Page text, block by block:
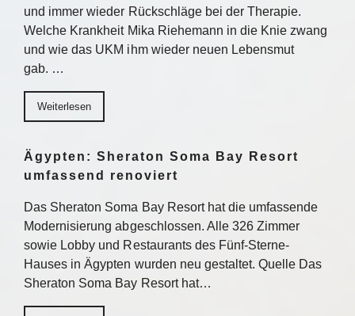
und immer wieder Rückschläge bei der Therapie.
Welche Krankheit Mika Riehemann in die Knie zwang
und wie das UKM ihm wieder neuen Lebensmut
gab. …
Weiterlesen
Ägypten: Sheraton Soma Bay Resort
umfassend renoviert
Das Sheraton Soma Bay Resort hat die umfassende
Modernisierung abgeschlossen. Alle 326 Zimmer
sowie Lobby und Restaurants des Fünf-Sterne-
Hauses in Ägypten wurden neu gestaltet. Quelle Das
Sheraton Soma Bay Resort hat…